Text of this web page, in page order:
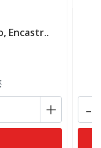
Encastr..
+ -